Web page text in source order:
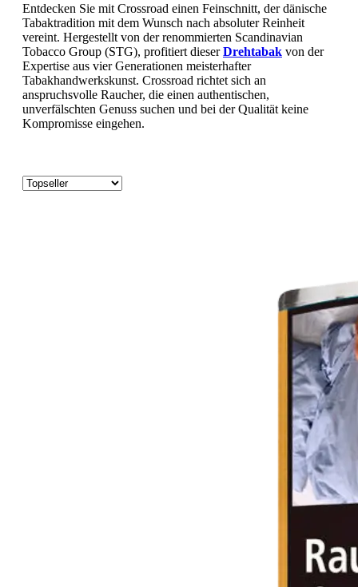
Entdecken Sie mit Crossroad einen Feinschnitt, der dänische
Tabaktradition mit dem Wunsch nach absoluter Reinheit
vereint. Hergestellt von der renommierten Scandinavian
Tobacco Group (STG), profitiert dieserDrehtabak von der
Expertise aus vier Generationen meisterhafter
Tabakhandwerkskunst. Crossroad richtet sich an
anspruchsvolle Raucher, die einen authentischen,
unverfälschten Genuss suchen und bei der Qualität keine
Kompromisse eingehen.